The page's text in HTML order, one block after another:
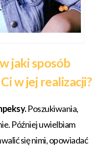
jaki sposób
w jej realizacji?
Poszukiwania,
Później uwielbiam
się nimi, opowiadać